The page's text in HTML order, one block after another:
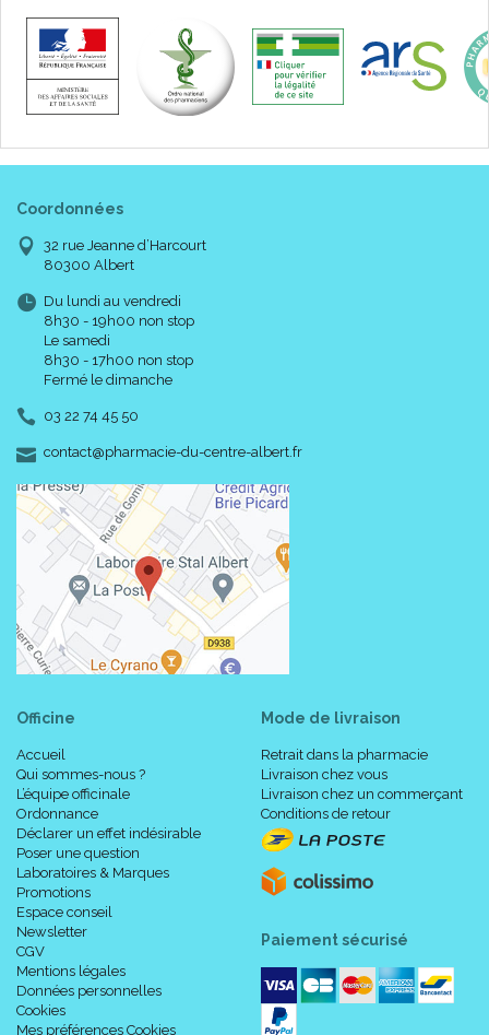
Coordonnées
32 rue Jeanne d’Harcourt
80300 Albert
Du lundi au vendredi
8h30 - 19h00 non stop
Le samedi
8h30 - 17h00 non stop
Fermé le dimanche
03 22 74 45 50
contact-
@-
pharmacie-du-centre-albert.fr
Officine
Accueil
Qui sommes-nous ?
L’équipe officinale
Ordonnance
Déclarer un effet indésirable
Poser une question
Laboratoires & Marques
Promotions
Espace conseil
Newsletter
CGV
Mentions légales
Données personnelles
Cookies
Mes préférences Cookies
Mode de livraison
Retrait dans la pharmacie
Livraison chez vous
Livraison chez un commerçant
Conditions de retour
Paiement sécurisé